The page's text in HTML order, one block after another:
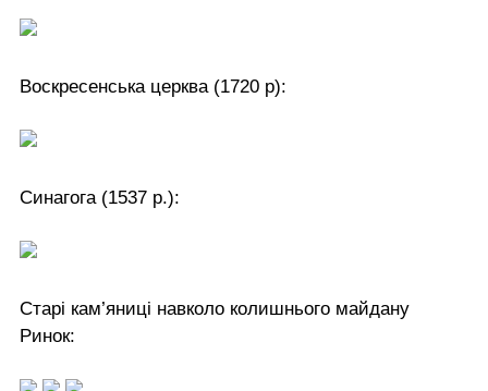
Воскресенська церква (1720 р):
Синагога (1537 р.):
Старі кам’яниці навколо колишнього майдану
Ринок: